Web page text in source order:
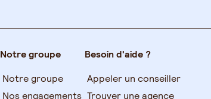
Notre groupe
Notre groupe
Nos engagements
Besoin d'aide ?
Appeler un conseiller
Trouver une agence